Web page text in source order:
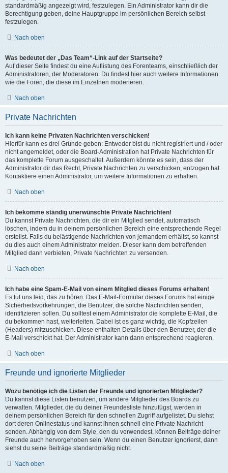
standardmäßig angezeigt wird, festzulegen. Ein Administrator kann dir die
Berechtigung geben, deine Hauptgruppe im persönlichen Bereich selbst
festzulegen.
Nach oben
Was bedeutet der „Das Team“-Link auf der Startseite?
Auf dieser Seite findest du eine Auflistung des Forenteams, einschließlich der
Administratoren, der Moderatoren. Du findest hier auch weitere Informationen
wie die Foren, die diese im Einzelnen moderieren.
Nach oben
Private Nachrichten
Ich kann keine Privaten Nachrichten verschicken!
Hierfür kann es drei Gründe geben: Entweder bist du nicht registriert und / oder
nicht angemeldet, oder die Board-Administration hat Private Nachrichten für
das komplette Forum ausgeschaltet. Außerdem könnte es sein, dass der
Administrator dir das Recht, Private Nachrichten zu verschicken, entzogen hat.
Kontaktiere einen Administrator, um weitere Informationen zu erhalten.
Nach oben
Ich bekomme ständig unerwünschte Private Nachrichten!
Du kannst Private Nachrichten, die dir ein Mitglied sendet, automatisch
löschen, indem du in deinem persönlichen Bereich eine entsprechende Regel
erstellst. Falls du belästigende Nachrichten von jemandem erhältst, so kannst
du dies auch einem Administrator melden. Dieser kann dem betreffenden
Mitglied dann verbieten, Private Nachrichten zu versenden.
Nach oben
Ich habe eine Spam-E-Mail von einem Mitglied dieses Forums erhalten!
Es tut uns leid, das zu hören. Das E-Mail-Formular dieses Forums hat einige
Sicherheitsvorkehrungen, die Benutzer, die solche Nachrichten senden,
identifizieren sollen. Du solltest einem Administrator die komplette E-Mail, die
du bekommen hast, weiterleiten. Dabei ist es ganz wichtig, die Kopfzeilen
(Headers) mitzuschicken. Diese enthalten Details über den Benutzer, der die
E-Mail verschickt hat. Der Administrator kann dann entsprechend reagieren.
Nach oben
Freunde und ignorierte Mitglieder
Wozu benötige ich die Listen der Freunde und ignorierten Mitglieder?
Du kannst diese Listen benutzen, um andere Mitglieder des Boards zu
verwalten. Mitglieder, die du deiner Freundesliste hinzufügst, werden in
deinem persönlichen Bereich für den schnellen Zugriff aufgelistet. Du siehst
dort deren Onlinestatus und kannst ihnen schnell eine Private Nachricht
senden. Abhängig von dem Style, den du verwendest, können Beiträge deiner
Freunde auch hervorgehoben sein. Wenn du einen Benutzer ignorierst, dann
siehst du seine Beiträge standardmäßig nicht.
Nach oben